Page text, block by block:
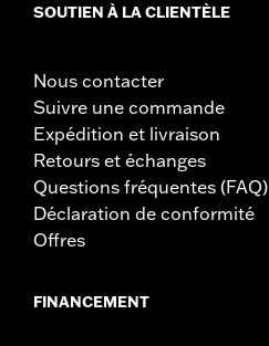
SOUTIEN À LA CLIENTÈLE
Nous contacter
Suivre une commande
Expédition et livraison
Retours et échanges
Questions fréquentes (FAQ)
Déclaration de conformité
Offres
FINANCEMENT